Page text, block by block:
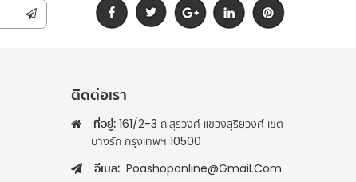
ติดต่อเรา
ที่อยู่: 161/2-3 ถ.สุรวงศ์ แขวงสุริยวงศ์ เขต
บางรัก กรุงเทพฯ 10500
อีเมล: Poashoponline@gmail.com